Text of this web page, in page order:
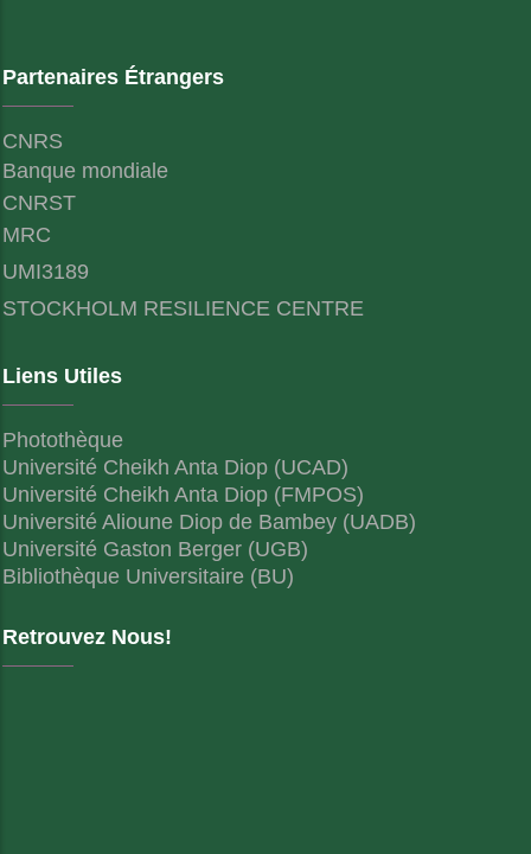
Partenaires Étrangers
CNRS
Banque mondiale
CNRST
MRC
UMI3189
STOCKHOLM RESILIENCE CENTRE
Liens Utiles
Photothèque
Université Cheikh Anta Diop (UCAD)
Université Cheikh Anta Diop (FMPOS)
Université Alioune Diop de Bambey (UADB)
Université Gaston Berger (UGB)
Bibliothèque Universitaire (BU)
Retrouvez Nous!